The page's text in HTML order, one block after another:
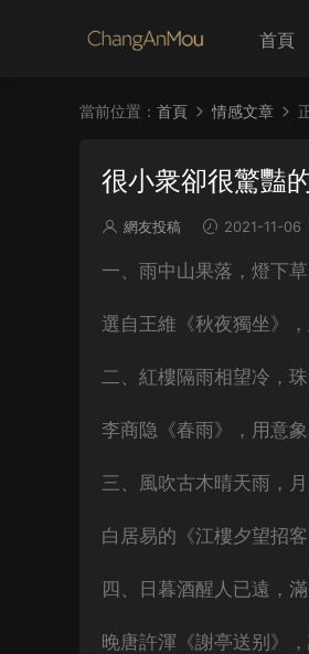
首頁
當前位置： 首頁 情感文章
很小衆卻很驚豔
網友投稿 2021-11-06
一、雨中山果落，燈下草
選自王維《秋夜獨坐》
二、紅樓隔雨相望冷，
李商隐《春雨》，用意
三、風吹古木晴天雨，
白居易的《江樓夕望招
四、日暮酒醒人已遠，
晚唐許渾《謝亭送别》